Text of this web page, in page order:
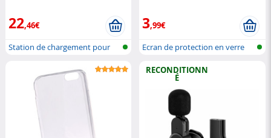
22,46€
Station de chargement pour
3,99€
Ecran de protection en verre
RECONDITIONN
É